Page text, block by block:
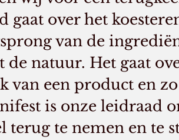
gaat over het
van de
natuur. Het gaat
van een product en
is onze leidraad
terug te nemen en te